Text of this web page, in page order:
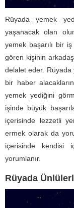
Rüyada yemek
yaşanacak olan
yemek başarılı bir
gören kişinin
delalet eder. Rüyada
bir haber
yemek yediğini
işinde büyük
içerisinde lezzetli
ermek olarak da
içerisinde kendisi
yorumlanır.
Rüyada